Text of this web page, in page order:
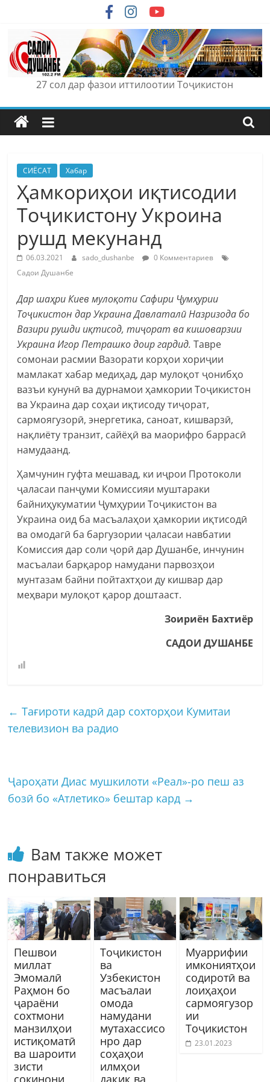
content
27 сол дар фазои иттилоотии Тоҷикистон
СИЁСАТ Хабар
Ҳамкориҳои иқтисодии
Тоҷикистону Укроина
рушд мекунанд
06.03.2021 sado_dushanbe
0 Комментариев
Садои Душанбе
Дар шаҳри Киев мулоқоти Сафири Ҷумҳурии
Тоҷикистон дар Украина Давлаталӣ Назризода бо
Вазири рушди иқтисод,тиҷорат ва кишоварзии
Украина Игор Петрашко доир гардид.Тавре
сомонаи расмии Вазорати корҳои хориҷии
мамлакат хабар медиҳад, дар мулоқот ҷонибҳо
вазъи кунунӣ ва дурнамои ҳамкории Тоҷикистон
ва Украина дар соҳаи иқтисоду тиҷорат,
сармоягузорӣ, энергетика, саноат, кишварзӣ,
нақлиёту транзит, сайёҳӣ ва маорифро баррасӣ
намудаанд.
Ҳамчунин гуфта мешавад, ки иҷрои Протоколи
ҷаласаи панҷуми Комиссияи муштараки
байниҳукуматии Ҷумҳурии Тоҷикистон ва
Украина оид ба масъалаҳои ҳамкории иқтисодӣ
ва омодагӣ ба баргузории ҷаласаи навбатии
Комиссия дар соли ҷорӣ дар Душанбе, инчунин
масъалаи барқарор намудани парвозҳои
мунтазам байни пойтахтҳои ду кишвар дар
меҳвари мулоқот қарор доштааст.
Зоириён Бахтиёр
САДОИ ДУШАНБЕ
← Тағироти кадрӣ дар сохторҳои Кумитаи
телевизион ва радио
Ҷароҳати Диас мушкилоти «Реал»-ро пеш аз
бозӣ бо «Атлетико» бештар кард →
Вам также может
понравиться
Пешвои
миллат
Эмомалӣ
Раҳмон бо
ҷараёни
сохтмони
манзилҳои
истиқоматӣ
ва шароити
зисти
Тоҷикистон
ва
Узбекистон
масъалаи
омода
намудани
мутахассисо
нро дар
соҳаҳои
илмҳои
Муаррифии
имкониятҳои
содиротӣ ва
лоиҳаҳои
сармоягузор
ии
Тоҷикистон
23.01.2023